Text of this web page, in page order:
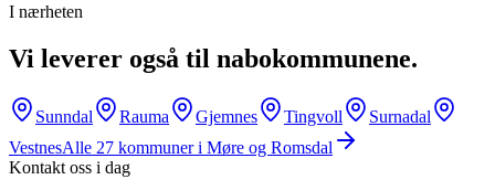
I nærheten
Vi leverer også til nabokommunene.
Sunndal Rauma Gjemnes Tingvoll
Surnadal
VestnesAlle 27 kommuner i Møre og Romsdal
Kontakt oss i dag